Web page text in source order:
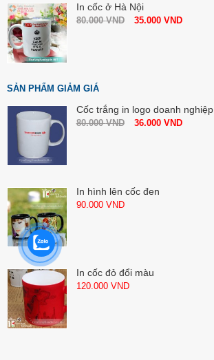
In cốc ở Hà Nội
80.000VND 35.000 VND
SẢN PHẨM GIẢM GIÁ
Cốc trắng in logo doanh nghiệp
80.000VND 36.000 VND
In hình lên cốc đen
90.000 VND
In cốc đỏ đổi màu
120.000 VND